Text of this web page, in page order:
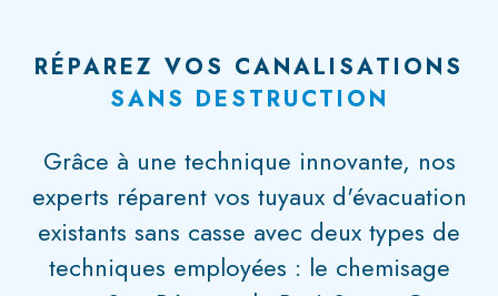
RÉPAREZ VOS CANALISATIONS
SANS DESTRUCTION
Grâce à une technique innovante, nos
experts réparent vos tuyaux d'évacuation
existants sans casse avec deux types de
techniques employées : le chemisage